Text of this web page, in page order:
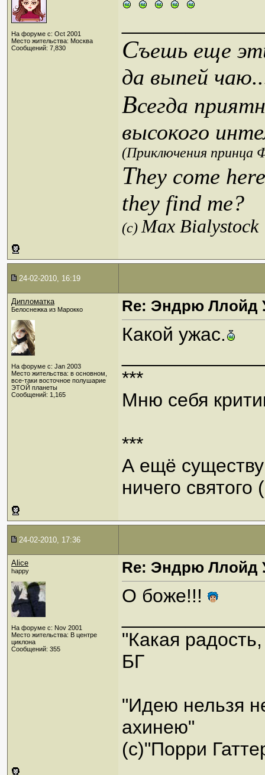
На форуме с: Oct 2001
Место жительства: Москва
Сообщений: 7,830
Съешь еще
да выпей
Всегда
высокого
(Приключения принца
They come
they find me?
(c)Max Bialystock
24-02-2010, 16:19
Дипломатка
Белоснежка из Марокко
На форуме с: Jan 2003
Место жительства: в основном,
все-таки восточное полушарие
ЭТОЙ планеты
Сообщений: 1,165
Re: Эндрю Ллойд
Какой ужас.
***
Мню себя
***
А ещё
ничего
24-02-2010, 17:36
Alice
happy
На форуме с: Nov 2001
Место жительства: В центре
циклона
Сообщений: 355
Re: Эндрю Ллойд
О боже!!!
"Какая
БГ
"Идею нельзя
ахинею"
(c)"Порри